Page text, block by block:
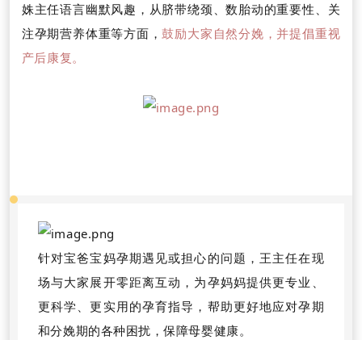
姝主任语言幽默风趣，从脐带绕颈、数胎动的重要性、关
注孕期营养体重等方面，鼓励大家自然分娩，并提倡重视
产后康复。
针对宝爸宝妈孕期遇见或担心的问题，王主任在现
场与大家展开零距离互动，为孕妈妈提供更专业、
更科学、更实用的孕育指导，帮助更好地应对孕期
和分娩期的各种困扰，保障母婴健康。